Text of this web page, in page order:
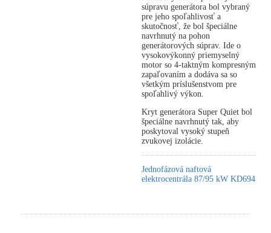
súpravu generátora bol vybraný
pre jeho spoľahlivosť a
skutočnosť, že bol špeciálne
navrhnutý na pohon
generátorových súprav. Ide o
vysokovýkonný priemyselný
motor so 4-taktným kompresným
zapaľovaním a dodáva sa so
všetkým príslušenstvom pre
spoľahlivý výkon.
Kryt generátora Super Quiet bol
špeciálne navrhnutý tak, aby
poskytoval vysoký stupeň
zvukovej izolácie.
Jednofázová naftová
elektrocentrála 87/95 kW KD694